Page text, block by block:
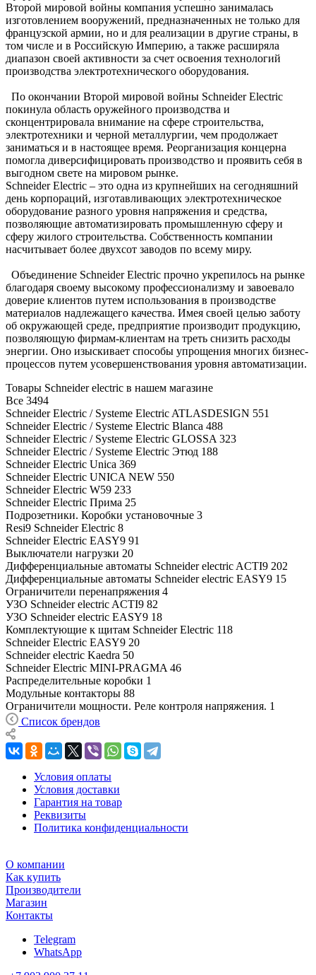
Второй мировой войны компания успешно занималась
изготовлением вооружений, предназначенных не только для
французской армии, но и для реализации в другие страны, в
том числе и в Российскую Империю, а также расширяла
диапазон своей активности за счет освоения технологий
производства электротехнического оборудования.
По окончании Второй мировой войны Schneider Electric
покинула область оружейного производства и
сконцентрировала внимание на сфере строительства,
электротехники и черной металлургии, чем продолжает
заниматься и в настоящее время. Реорганизация концерна
помогла диверсифицировать производство и проявить себя в
выгодном свете на мировом рынке.
Schneider Electric – это одна из крупнейших на сегодняшний
день корпораций, изготавливающих электротехническое
оборудование разного уровня напряжения и средства,
позволяющие автоматизировать промышленную сферу и
сферу жилого строительства. Собственность компании
насчитывает более двухсот заводов по всему миру.
Объединение Schneider Electric прочно укрепилось на рынке
благодаря своему высокому профессионализму и завоевало
доверие клиентов путем использования в производстве
материалов надлежащего качества. Имея своей целью заботу
об окружающей среде, предприятие производит продукцию,
позволяющую фирмам-клиентам на треть снизить расходы
энергии. Оно изыскивает способы упрощения многих бизнес-
процессов путем усовершенствования уровня автоматизации.
Товары Schneider electric в нашем магазине
Все 3494
Schneider Electric / Systeme Electric ATLASDESIGN 551
Schneider Electric / Systeme Electric Blanca 488
Schneider Electric / Systeme Electric GLOSSA 323
Schneider Electric / Systeme Electric Этюд 188
Schneider Electric Unica 369
Schneider Electric UNICA NEW 550
Schneider Electric W59 233
Schneider Electric Прима 25
Подрозетники. Коробки установочные 3
Resi9 Schneider Electric 8
Schneider Electric EASY9 91
Выключатели нагрузки 20
Дифференциальные автоматы Schneider electric ACTI9 202
Дифференциальные автоматы Schneider electric EASY9 15
Ограничители перенапряжения 4
УЗО Schneider electric ACTI9 82
УЗО Schneider electric EASY9 18
Комплектующие к щитам Schneider Electric 118
Schneider Electric EASY9 20
Schneider electric Kaedra 50
Schneider Electric MINI-PRAGMA 46
Распределительные коробки 1
Модульные контакторы 88
Ограничители мощности. Реле контроля напряжения. 1
Список брендов
Условия оплаты
Условия доставки
Гарантия на товар
Реквизиты
Политика конфиденциальности
О компании
Как купить
Производители
Магазин
Контакты
Telegram
WhatsApp